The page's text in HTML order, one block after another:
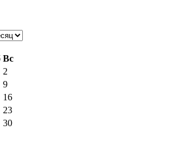
Вс
2
9
16
23
30